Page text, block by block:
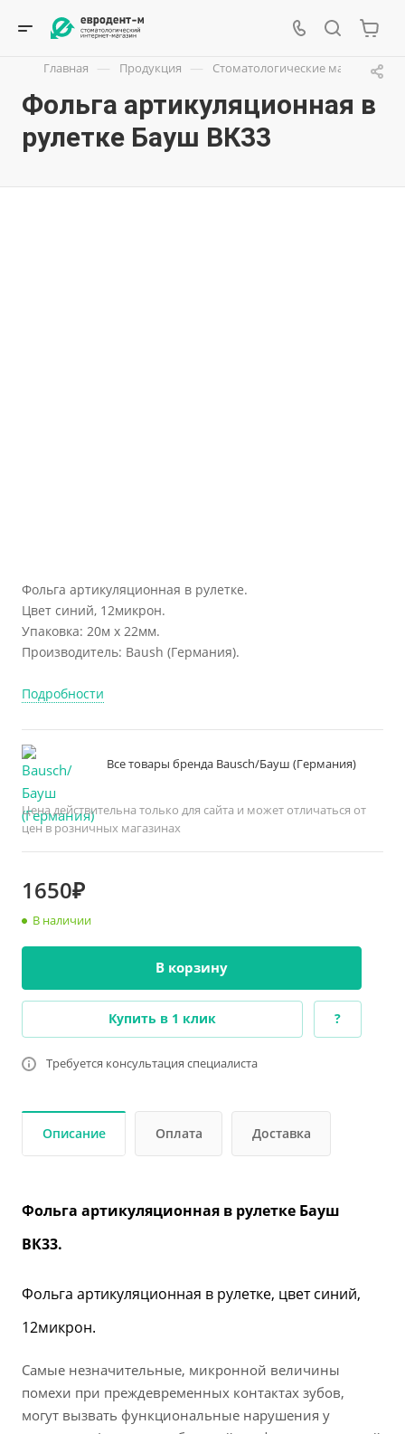
Главная — Продукция — Стоматологические материалы
Фольга артикуляционная в
рулетке Бауш ВК33
Фольга артикуляционная в рулетке.
Цвет синий, 12микрон.
Упаковка: 20м х 22мм.
Производитель: Baush (Германия).
Подробности
Все товары бренда Bausch/Бауш (Германия)
Цена действительна только для сайта и может отличаться от
цен в розничных магазинах
1650₽
В наличии
В корзину
Купить в 1 клик ?
Требуется консультация специалиста
Описание Оплата Доставка
Фольга артикуляционная в рулетке Бауш
ВК33.
Фольга артикуляционная в рулетке, цвет синий,
12микрон.
Самые незначительные, микронной величины
помехи при преждевременных контактах зубов,
могут вызвать функциональные нарушения у